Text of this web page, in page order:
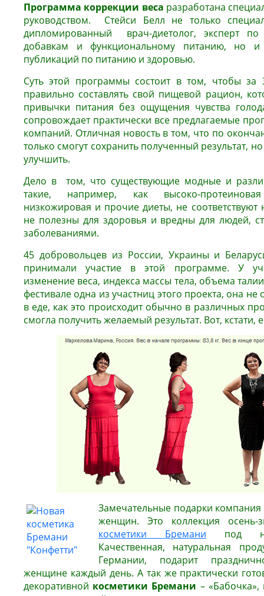
Программа коррекции веса разработана
руководством. Стейси Белл не только
дипломированный врач-диетолог, эксперт по
добавкам и функциональному питанию, но и
публикаций по питанию и здоровью.
Суть этой программы состоит в том, чтобы за
правильно составлять свой пищевой рацион,
привычки питания без ощущения чувства
сопровождает практически все предлагаемые
компаний. Отличная новость в том, что по
только смогут сохранить полученный результат,
улучшить.
Дело в том, что существующие модные и
такие, например, как высоко-
низкожировая и прочие диеты, не
не полезны для здоровья и вредны для людей,
заболеваниями.
45 добровольцев из России, Украины и
принимали участие в этой программе. У
изменение веса, индекса массы тела, объема
фестивале одна из участниц этого проекта, она не
в еде, как это происходит обычно в различных
смогла получить желаемый результат. Вот, кстати,
Замечательные подарки компания
женщин. Это коллекция осень-
косметики Бремани под
Качественная, натуральная
Германии, подарит
женщине каждый день. А так же практически
декоративной косметики Бремани –